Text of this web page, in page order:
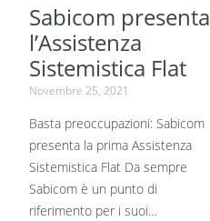
Sabicom presenta
l’Assistenza
Sistemistica Flat
Novembre 25, 2021
Basta preoccupazioni: Sabicom
presenta la prima Assistenza
Sistemistica Flat Da sempre
Sabicom è un punto di
riferimento per i suoi…